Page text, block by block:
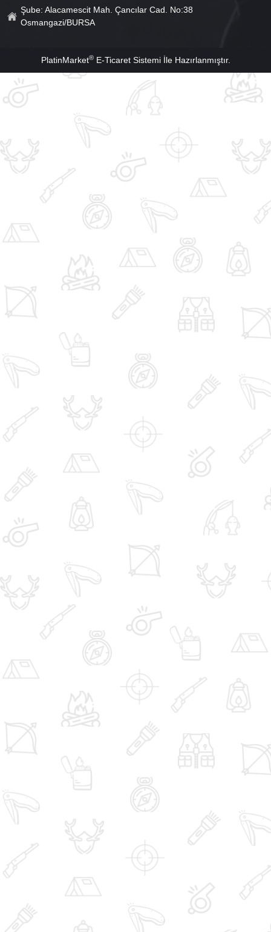
Şube: Alacamescit Mah. Çancılar Cad. No:38
Osmangazi/BURSA
PlatinMarket®E-Ticaret Sistemiİle Hazırlanmıştır.